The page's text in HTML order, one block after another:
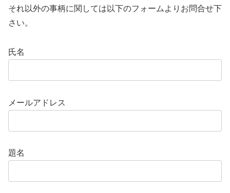
それ以外の事柄に関しては以下のフォームよりお問合せ下
さい。
氏名
メールアドレス
題名